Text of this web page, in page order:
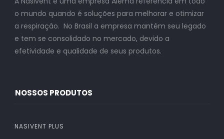
o mundo quando é soluções para melhorar e otimizar
a respiração. No Brasil a empresa mantém seu legado
e tem se consolidado no mercado, devido a
efetividade e qualidade de seus produtos.
NOSSOS PRODUTOS
NASIVENT PLUS